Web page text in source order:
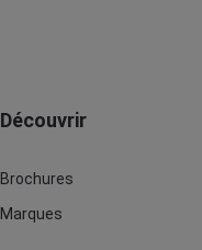
Découvrir
Brochures
Marques